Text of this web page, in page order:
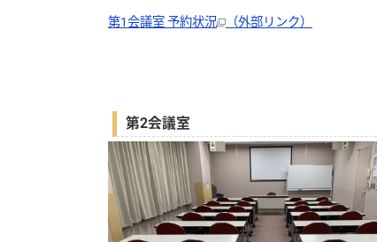
第1会議室 予約状況 （外部リンク）
第2会議室